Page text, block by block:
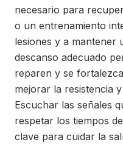
necesario para
o un entrenamiento
lesiones y a mantener
descanso adecuado
reparen y se
mejorar la resistencia
Escuchar las señales
respetar los tiempos
clave para cuidar la